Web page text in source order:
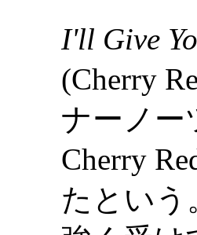
I'll Give
(Cherry
ナーノー
Cherry
たという